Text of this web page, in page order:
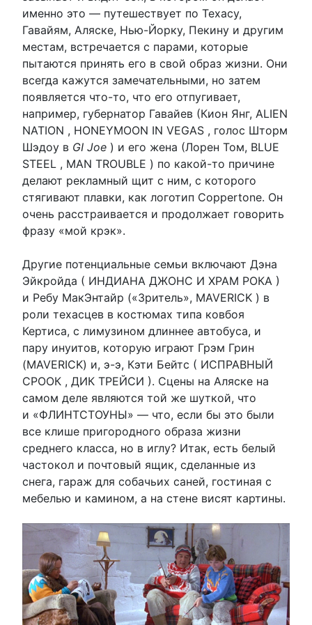
именно это — путешествует по Техасу,
Гавайям, Аляске, Нью-Йорку, Пекину и другим
местам, встречается с парами, которые
пытаются принять его в свой образ жизни. Они
всегда кажутся замечательными, но затем
появляется что-то, что его отпугивает,
например, губернатор Гавайев (Кион Янг, ALIEN
NATION , HONEYMOON IN VEGAS , голос Шторм
Шэдоу в GI Joe ) и его жена (Лорен Том, BLUE
STEEL , MAN TROUBLE ) по какой-то причине
делают рекламный щит с ним, с которого
стягивают плавки, как логотип Coppertone. Он
очень расстраивается и продолжает говорить
фразу «мой крэк».
Другие потенциальные семьи включают Дэна
Эйкройда ( ИНДИАНА ДЖОНС И ХРАМ РОКА )
и Ребу МакЭнтайр («Зритель», MAVERICK ) в
роли техасцев в костюмах типа ковбоя
Кертиса, с лимузином длиннее автобуса, и
пару инуитов, которую играют Грэм Грин
(MAVERICK) и, э-э, Кэти Бейтс ( ИСПРАВНЫЙ
СРООК , ДИК ТРЕЙСИ ). Сцены на Аляске на
самом деле являются той же шуткой, что
и «ФЛИНТСТОУНЫ» — что, если бы это были
все клише пригородного образа жизни
среднего класса, но в иглу? Итак, есть белый
частокол и почтовый ящик, сделанные из
снега, гараж для собачьих саней, гостиная с
мебелью и камином, а на стене висят картины.